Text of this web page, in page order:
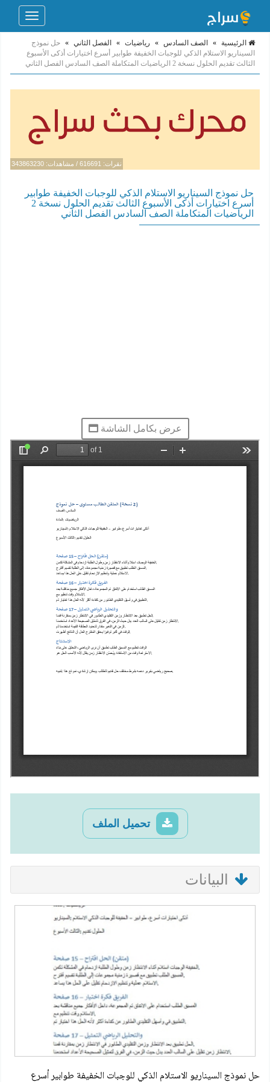
Toggle
الرئيسية » الصف السادس » رياضيات » الفصل الثاني » حل نموذج
السيناريو الاستلام الذكي للوجبات الخفيفة طوابير أسرع اختيارات أذكى الأسبوع
الثالث تقديم الحلول نسخة 2 الرياضيات المتكاملة الصف السادس الفصل الثاني
نقرات: 616691 / مشاهدات: 343863230
حل نموذج السيناريو الاستلام الذكي للوجبات الخفيفة طوابير
أسرع اختيارات أذكى الأسبوع الثالث تقديم الحلول نسخة 2
الرياضيات المتكاملة الصف السادس الفصل الثاني
عرض بكامل الشاشة
تحميل الملف
البيانات
حل نموذج السيناريو الاستلام الذكي للوجبات الخفيفة طوابير أسرع